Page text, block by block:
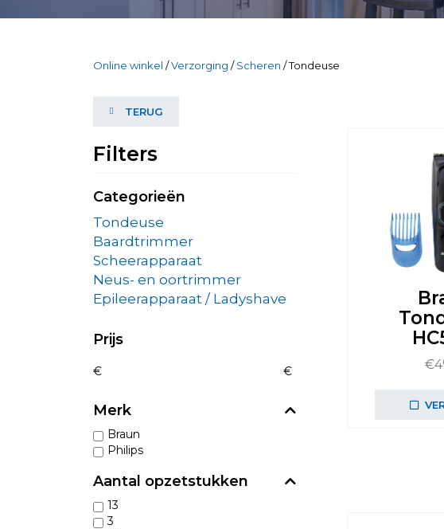
Online winkel /Verzorging /Scheren / Tondeuse
TERUG
Filters
Categorieën
Tondeuse
Baardtrimmer
Scheerapparaat
Neus- en oortrimmer
Epileerapparaat / Ladyshave
Prijs
€ €
Merk
Braun
Philips
Aantal opzetstukken
13
3
€